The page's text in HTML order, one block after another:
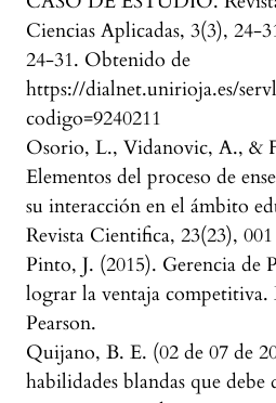
Ciencias Aplicadas, 3(3), 24-
24-31. Obtenido de
https://dialnet.unirioja.es/
codigo=9240211
Osorio, L., Vidanovic, A., &
Elementos del proceso de
su interacción en el ámbito
Revista Cientifica, 23(23),
Pinto, J. (2015). Gerencia de
lograr la ventaja
Pearson.
Quijano, B. E. (02 de 07 de
habilidades blandas que